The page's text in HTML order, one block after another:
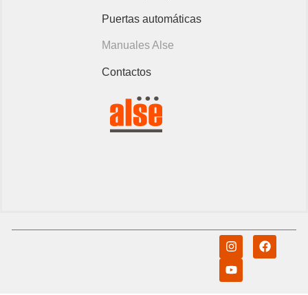
Puertas automáticas
Manuales Alse
Contactos